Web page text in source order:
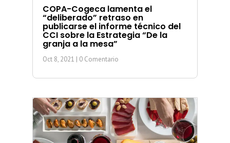
COPA-Cogeca lamenta el
“deliberado” retraso en
publicarse el informe técnico del
CCI sobre la Estrategia “De la
granja a la mesa”
Oct 8, 2021 | 0 Comentario